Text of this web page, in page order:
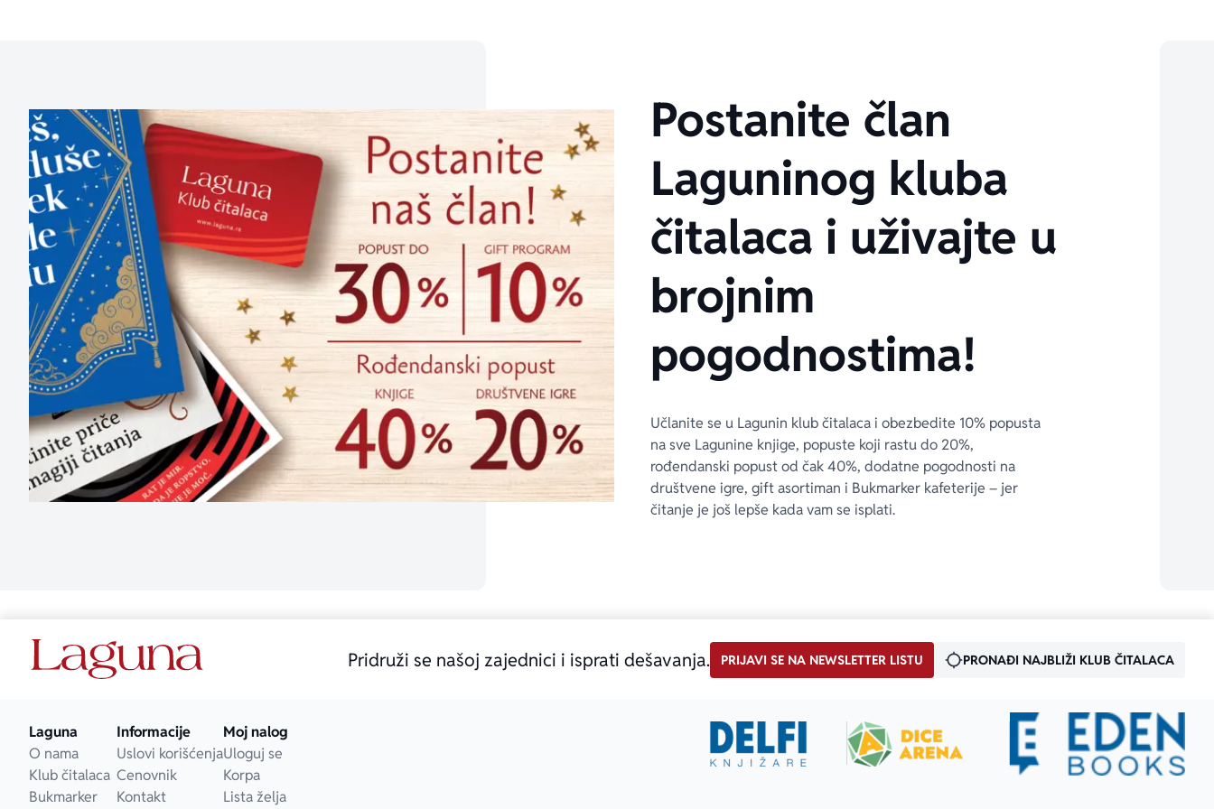
aboutPage.sr-only.custom-youtube-play-icon
Postanite član
Laguninog kluba
čitalaca i uživajte u
brojnim
pogodnostima!
Učlanite se u Lagunin klub čitalaca i obezbedite 10% popusta
na sve Lagunine knjige, popuste koji rastu do 20%,
rođendanski popust od čak 40%, dodatne pogodnosti na
društvene igre, gift asortiman i Bukmarker kafeterije – jer
čitanje je još lepše kada vam se isplati.
Pridruži se našoj zajednici i isprati dešavanja. PRIJAVI SE NA NEWSLETTER LISTU PRONAĐI NAJBLIŽI KLUB ČITALACA
Laguna
O nama
Klub čitalaca
Bukmarker
Informacije
Uslovi korišćenja
Cenovnik
Kontakt
Moj nalog
Uloguj se
Korpa
Lista želja